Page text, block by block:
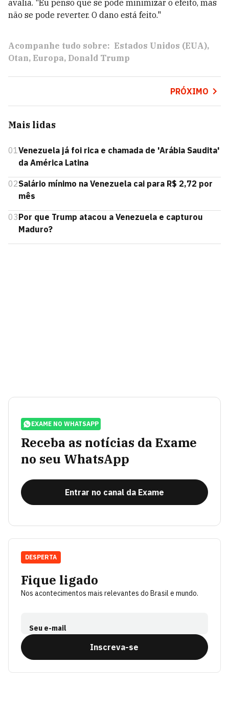
avalia. "Eu penso que se pode minimizar o efeito, mas
não se pode reverter. O dano está feito."
Acompanhe tudo sobre: Estados Unidos (EUA)
Otan Europa Donald Trump
PRÓXIMO
Mais lidas
01Venezuela já foi rica e chamada de 'Arábia Saudita'
da América Latina
02Salário mínimo na Venezuela cai para R$ 2,72 por
mês
03Por que Trump atacou a Venezuela e capturou
Maduro?
EXAME NO WHATSAPP
Receba as notícias da Exame
no seu WhatsApp
Entrar no canal da Exame
Fique ligado
Nos acontecimentos mais relevantes do Brasil e mundo.
Seu e-mail
Inscreva-se
DESPERTA